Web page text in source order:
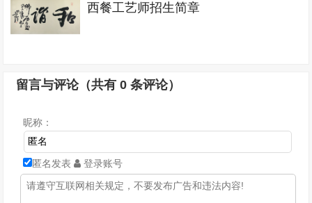
西餐工艺师招生简章
留言与评论（共有0 条评论）
昵称：
匿名发表 登录账号